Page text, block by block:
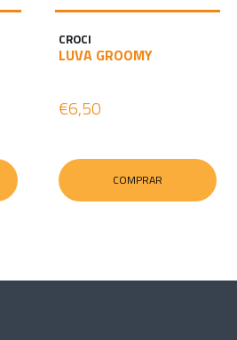
CROCI
LUVA GROOMY
€6,50
COMPRAR